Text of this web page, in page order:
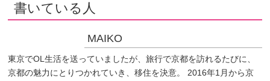
書いている人
MAIKO
東京でOL生活を送っていましたが、旅行で京都を訪れるたびに、
京都の魅力にとりつかれていき、移住を決意。 2016年1月から京